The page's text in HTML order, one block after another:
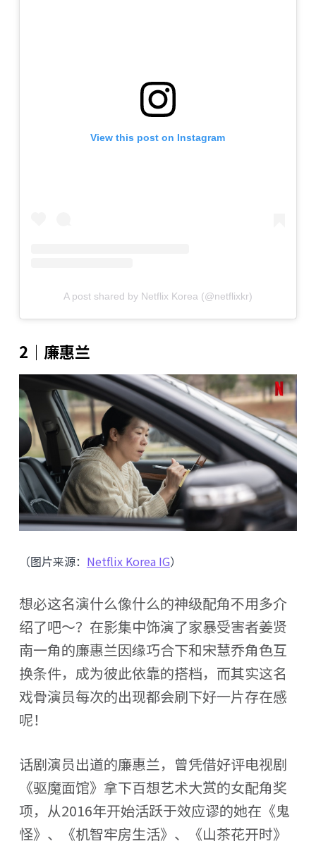
View this post on Instagram
A post shared by Netflix Korea (@netflixkr)
2｜廉惠兰
（图片来源： Netflix Korea IG）
想必这名演什么像什么的神级配角不用多介
绍了吧～？在影集中饰演了家暴受害者姜贤
南一角的廉惠兰因缘巧合下和宋慧乔角色互
换条件，成为彼此依靠的搭档，而其实这名
戏骨演员每次的出现都会刷下好一片存在感
呢！
话剧演员出道的廉惠兰，曾凭借好评电视剧
《驱魔面馆》拿下百想艺术大赏的女配角奖
项，从2016年开始活跃于效应谬的她在《鬼
怪》、《机智牢房生活》、《山茶花开时》